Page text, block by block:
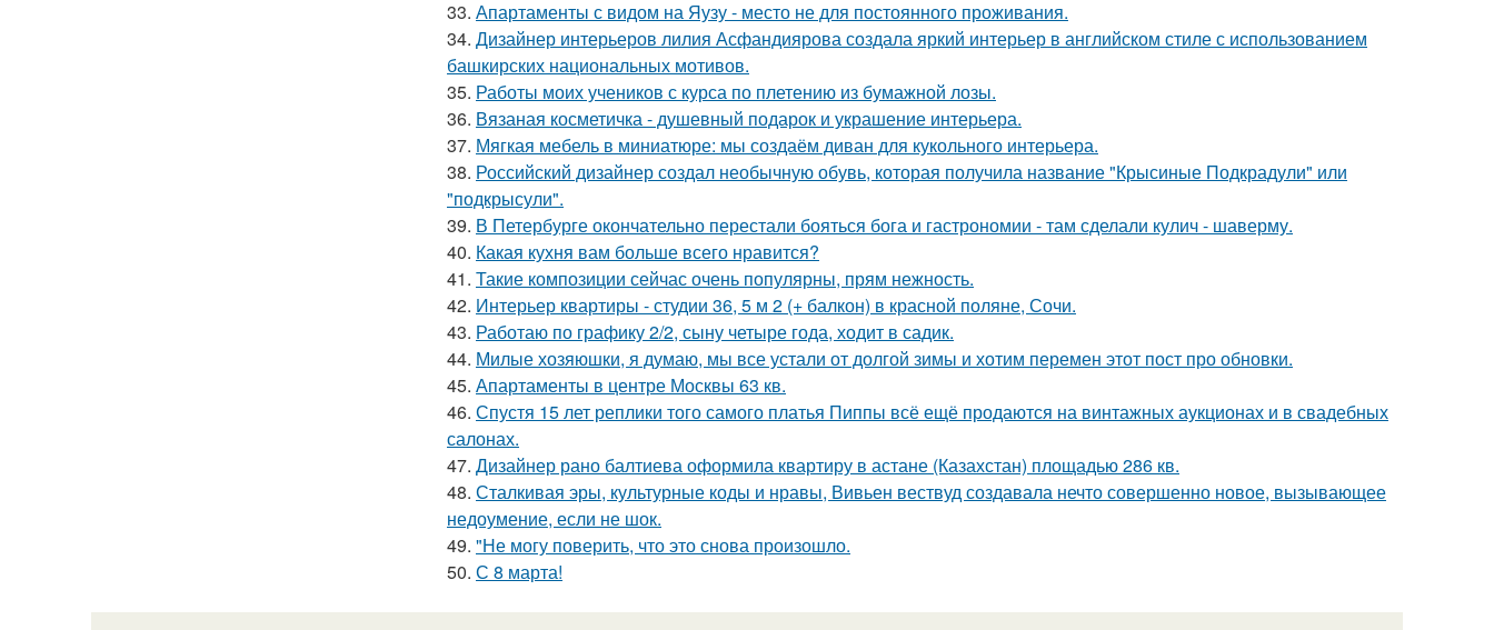
33. Апартаменты с видом на Яузу - место не для постоянного проживания.
34. Дизайнер интерьеров лилия Асфандиярова создала яркий интерьер в английском стиле с использованием
башкирских национальных мотивов.
35. Работы моих учеников с курса по плетению из бумажной лозы.
36. Вязаная косметичка - душевный подарок и украшение интерьера.
37. Мягкая мебель в миниатюре: мы создаём диван для кукольного интерьера.
38. Российский дизайнер создал необычную обувь, которая получила название "Крысиные Подкрадули" или
"подкрысули".
39. В Петербурге окончательно перестали бояться бога и гастрономии - там сделали кулич - шаверму.
40. Какая кухня вам больше всего нравится?
41. Такие композиции сейчас очень популярны, прям нежность.
42. Интерьер квартиры - студии 36, 5 м 2 (+ балкон) в красной поляне, Сочи.
43. Работаю по графику 2/2, сыну четыре года, ходит в садик.
44. Милые хозяюшки, я думаю, мы все устали от долгой зимы и хотим перемен этот пост про обновки.
45. Апартаменты в центре Москвы 63 кв.
46. Спустя 15 лет реплики того самого платья Пиппы всё ещё продаются на винтажных аукционах и в свадебных
салонах.
47. Дизайнер рано балтиева оформила квартиру в астане (Казахстан) площадью 286 кв.
48. Сталкивая эры, культурные коды и нравы, Вивьен вествуд создавала нечто совершенно новое, вызывающее
недоумение, если не шок.
49. "Не могу поверить, что это снова произошло.
50. С 8 марта!